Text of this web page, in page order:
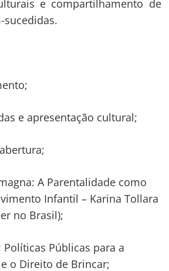
e compartilhamento de
sucedidas.
e apresentação cultural;
A Parentalidade como
Infantil – Karina Tollara
no Brasil);
Políticas Públicas para a
o Direito de Brincar;